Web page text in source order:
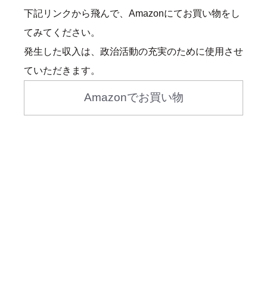
下記リンクから飛んで、Amazonにてお買い物をし
てみてください。
発生した収入は、政治活動の充実のために使用させ
ていただきます。
Amazonでお買い物